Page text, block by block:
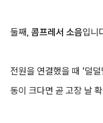
둘째, 콤프레서 소음입니
전원을 연결했을 때 '덜
동이 크다면 곧 고장 날